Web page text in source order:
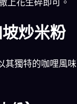
炒米粉
其獨特的咖哩風